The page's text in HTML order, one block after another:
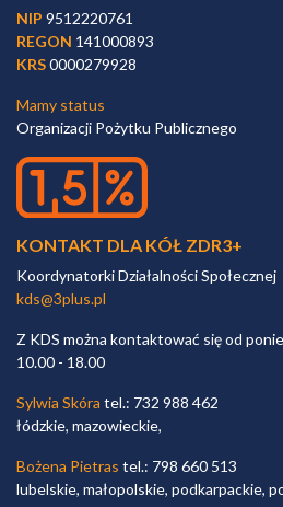
NIP 9512220761
REGON 141000893
KRS0000279928
Mamy status
Organizacji Pożytku Publicznego
KONTAKT DLA KÓŁ ZDR3+
Koordynatorki Działalności Społecznej
kds@3plus.pl
Z KDS można kontaktować się od
10.00 - 18.00
Sylwia Skóra tel.: 732 988 462
łódzkie, mazowieckie,
Bożena Pietras tel.: 798 660 513
lubelskie, małopolskie, podkarpackie,